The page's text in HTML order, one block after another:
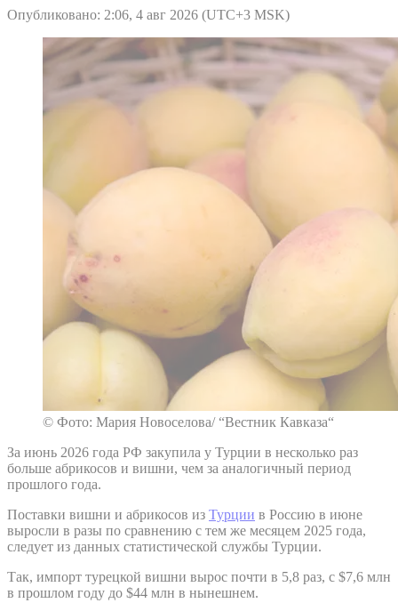
Опубликовано: 2:06, 4 авг 2026 (UTC+3 MSK)
© Фото: Мария Новоселова/ “Вестник Кавказа“
За июнь 2026 года РФ закупила у Турции в несколько раз
больше абрикосов и вишни, чем за аналогичный период
прошлого года.
Поставки вишни и абрикосов из Турции в Россию в июне
выросли в разы по сравнению с тем же месяцем 2025 года,
следует из данных статистической службы Турции.
Так, импорт турецкой вишни вырос почти в 5,8 раз, с $7,6 млн
в прошлом году до $44 млн в нынешнем.